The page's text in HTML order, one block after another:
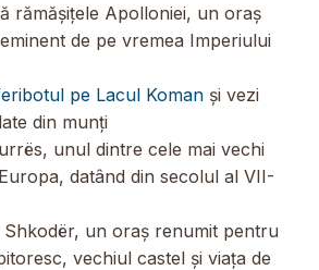
rămășițele Apolloniei, un oraș
de pe vremea Imperiului
pe Lacul Koman și vezi
din munți
unul dintre cele mai vechi
datând din secolul al VII-
Shkodër, un oraș renumit pentru
vechiul castel și viața de